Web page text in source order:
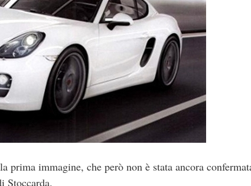
prima immagine, che però non è stata ancora
Stoccarda.